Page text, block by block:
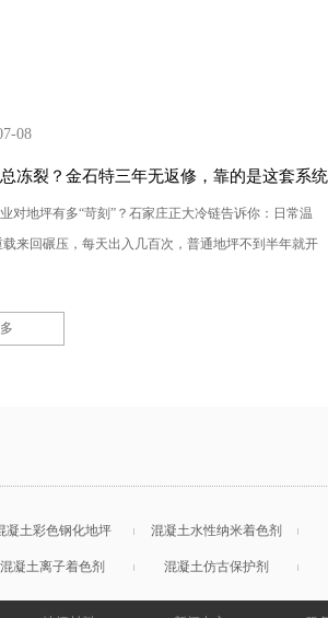
08
冻裂？金石特三年无返修，靠的是这套系统
对地坪有多“苛刻”？石家庄正大冷链告诉你：日常温
来回碾压，每天出入几百次，普通地坪不到半年就开
凝土彩色钢化地坪 混凝土水性纳米着色剂
混凝土离子着色剂 混凝土仿古保护剂